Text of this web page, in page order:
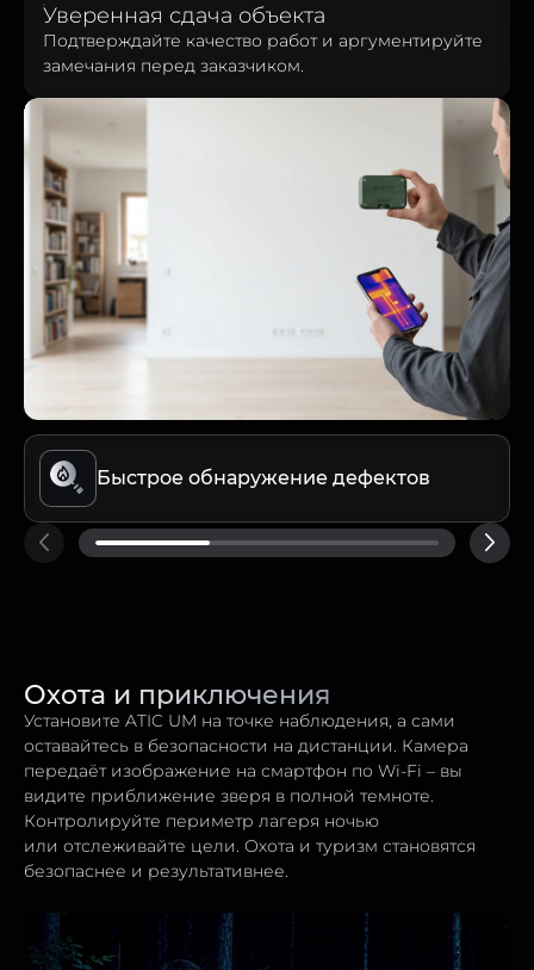
Уверенная сдача объекта
Подтверждайте качество работ и аргументируйте
замечания перед заказчиком.
Быстрое обнаружение дефектов
Охота и приключения
Установите ATIC UM на точке наблюдения, а сами
оставайтесь в безопасности на дистанции. Камера
передаёт изображение на смартфон по Wi-Fi – вы
видите приближение зверя в полной темноте.
Контролируйте периметр лагеря ночью
или отслеживайте цели. Охота и туризм становятся
безопаснее и результативнее.